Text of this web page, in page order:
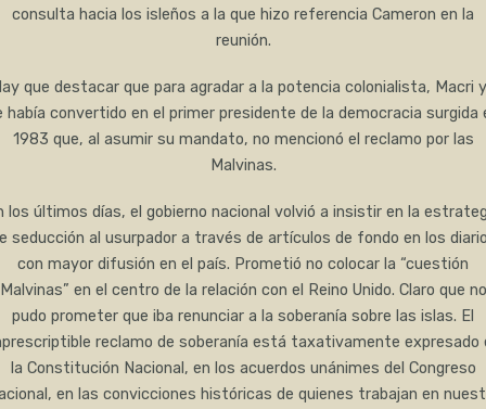
consulta hacia los isleños a la que hizo referencia Cameron en la
reunión.
que destacar que para agradar a la potencia colonialista, Macri
había convertido en el primer presidente de la democracia surgida
1983 que, al asumir su mandato, no mencionó el reclamo por las
Malvinas.
los últimos días, el gobierno nacional volvió a insistir en la
seducción al usurpador a través de artículos de fondo en los
con mayor difusión en el país. Prometió no colocar la “cuestión
Malvinas” en el centro de la relación con el Reino Unido. Claro que no
pudo prometer que iba renunciar a la soberanía sobre las islas. El
reclamo de soberanía está taxativamente expresado
la Constitución Nacional, en los acuerdos unánimes del Congreso
en las convicciones históricas de quienes trabajan en